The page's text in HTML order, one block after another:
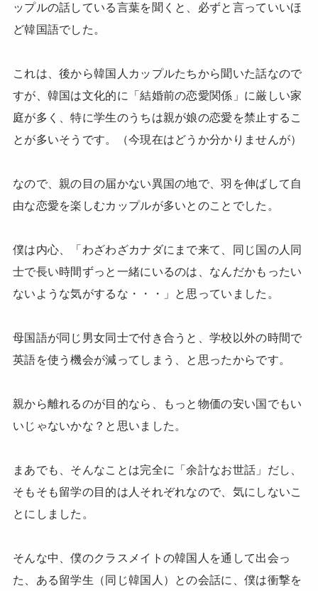
ップルの話している言葉を聞くと、必ずと言っていいほ
ど韓国語でした。
これは、後から韓国人カップルたちから聞いた話なので
すが、韓国は文化的に「結婚前の恋愛関係」に厳しい家
庭が多く、特に学生のうちは親が娘の恋愛を禁止するこ
とが多いそうです。（今現在はどうか分かりませんが）
なので、親の目の届かない異国の地で、羽を伸ばして自
由な恋愛を楽しむカップルが多いとのことでした。
僕は内心、「わざわざカナダにまで来て、同じ国の人同
士で長い時間ずっと一緒にいるのは、なんだかもったい
ないような気がするな・・・」と思っていました。
母国語が同じ男女同士で付き合うと、学校以外の時間で
英語を使う機会が減ってしまう、と思ったからです。
親から離れるのが目的なら、もっと物価の安い国でもい
いじゃないかな？と思いました。
まあでも、そんなことは完全に「余計なお世話」だし、
そもそも留学の目的は人それぞれなので、気にしないこ
とにしました。
そんな中、僕のクラスメイトの韓国人を通して出会っ
た、ある留学生（同じ韓国人）との会話に、僕は衝撃を